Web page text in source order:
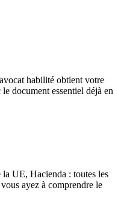
habilité obtient votre
document essentiel déjà en
UE, Hacienda : toutes les
ayez à comprendre le